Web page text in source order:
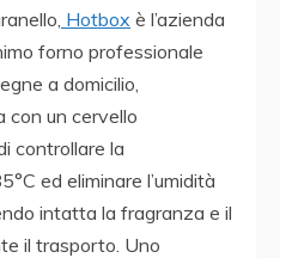
Hotbox è l’azienda
forno professionale
a domicilio,
con un cervello
controllare la
ed eliminare l’umidità
intatta la fragranza e il
il trasporto. Uno